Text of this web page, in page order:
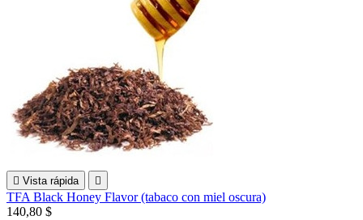
 Vista rápida 
TFA Black Honey Flavor (tabaco con miel oscura)
140,80 $